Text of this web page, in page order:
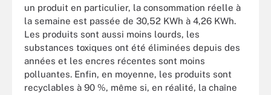
un produit en particulier, la consommation réelle à
la semaine est passée de 30,52 KWh à 4,26 KWh.
Les produits sont aussi moins lourds, les
substances toxiques ont été éliminées depuis des
années et les encres récentes sont moins
polluantes. Enfin, en moyenne, les produits sont
recyclables à 90 %, même si, en réalité, la chaîne